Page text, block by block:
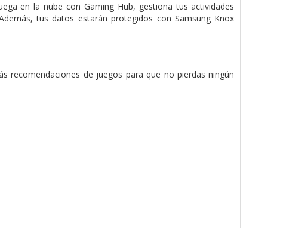
en la nube con Gaming Hub, gestiona tus actividades
tus datos estarán protegidos con Samsung Knox
recomendaciones de juegos para que no pierdas ningún